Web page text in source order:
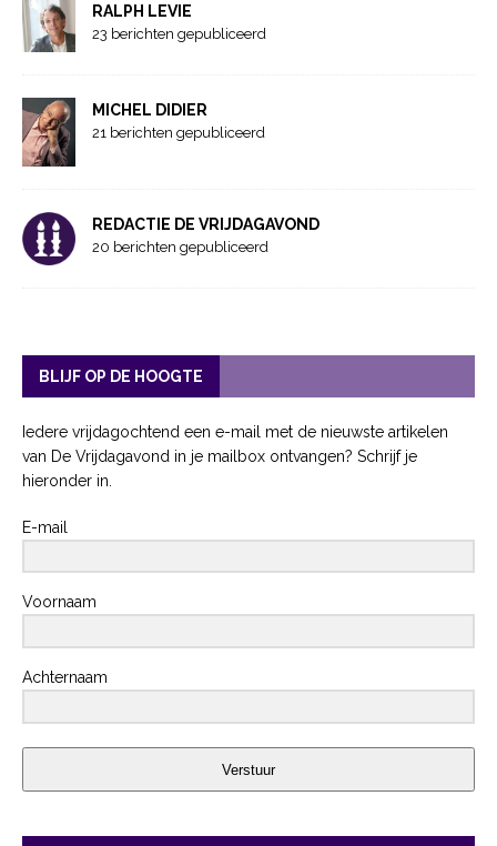
RALPH LEVIE
23 berichten gepubliceerd
MICHEL DIDIER
21 berichten gepubliceerd
REDACTIE DE VRIJDAGAVOND
20 berichten gepubliceerd
BLIJF OP DE HOOGTE
Iedere vrijdagochtend een e-mail met de nieuwste artikelen
van De Vrijdagavond in je mailbox ontvangen? Schrijf je
hieronder in.
E-mail
Voornaam
Achternaam
Verstuur